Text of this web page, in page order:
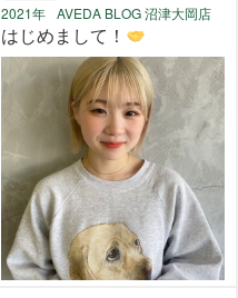
2021年 AVEDA BLOG 沼津大岡店
はじめまして！